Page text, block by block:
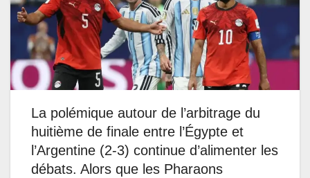
La polémique autour de l’arbitrage du
huitième de finale entre l’Égypte et
l’Argentine (2-3) continue d’alimenter les
débats. Alors que les Pharaons